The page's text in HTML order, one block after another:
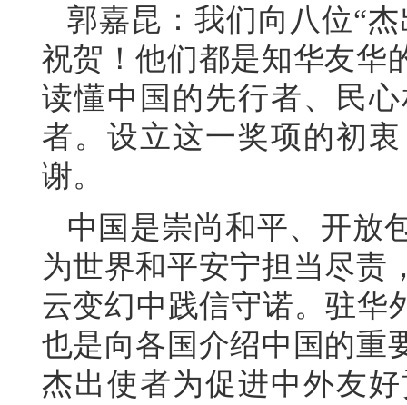
郭嘉昆：我们向八位“
祝贺！他们都是知华友华
读懂中国的先行者、民
者。设立这一奖项的初
谢。
中国是崇尚和平、开放
为世界和平安宁担当尽责
云变幻中践信守诺。驻华
也是向各国介绍中国的重
杰出使者为促进中外友